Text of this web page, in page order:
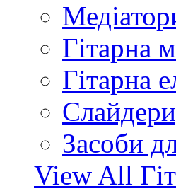
Гітарна
Гітарна
Засоби
View All